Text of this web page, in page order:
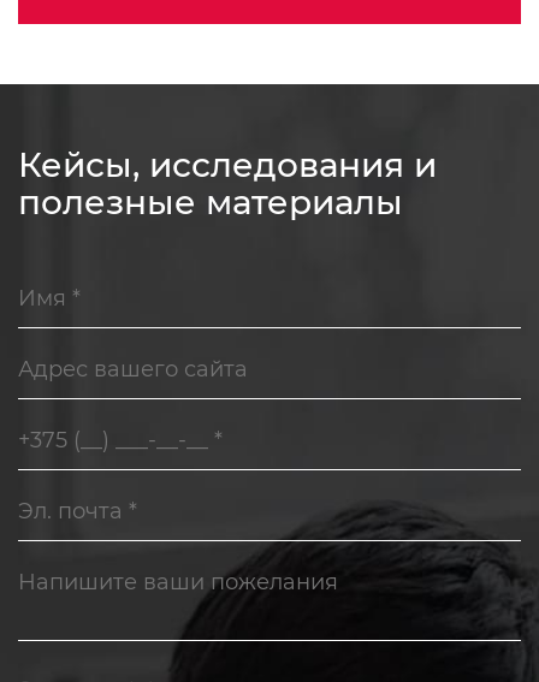
Кейсы, исследования и
полезные материалы